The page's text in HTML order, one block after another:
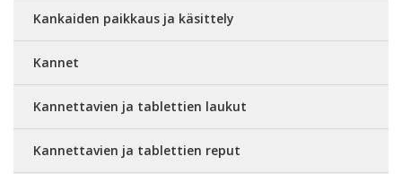
Kankaiden paikkaus ja käsittely
Kannet
Kannettavien ja tablettien laukut
Kannettavien ja tablettien reput